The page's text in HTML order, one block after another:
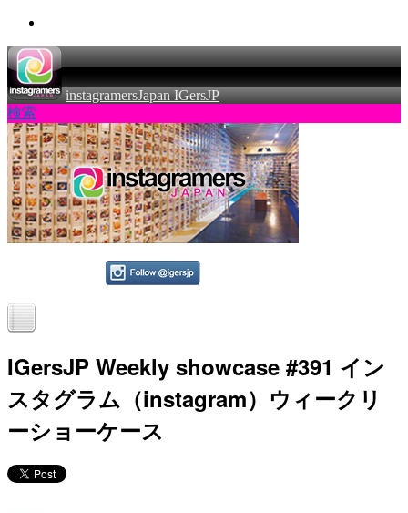
instagramersJapan IGersJP
検索
IGersJP Weekly showcase #391 イン
スタグラム（instagram）ウィークリ
ーショーケース